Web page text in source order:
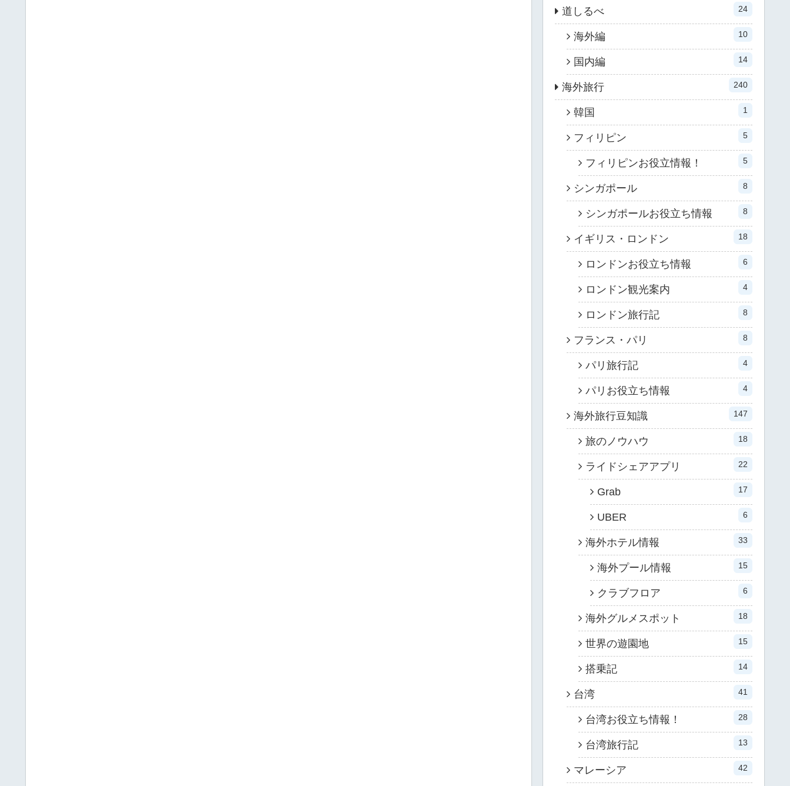
道しるべ 24
海外編 10
国内編 14
海外旅行 240
韓国 1
フィリピン 5
フィリピンお役立情報！ 5
シンガポール 8
シンガポールお役立ち情報 8
イギリス・ロンドン 18
ロンドンお役立ち情報 6
ロンドン観光案内 4
ロンドン旅行記 8
フランス・パリ 8
パリ旅行記 4
パリお役立ち情報 4
海外旅行豆知識 147
旅のノウハウ 18
ライドシェアアプリ 22
Grab 17
UBER 6
海外ホテル情報 33
海外プール情報 15
クラブフロア 6
海外グルメスポット 18
世界の遊園地 15
搭乗記 14
台湾 41
台湾お役立ち情報！ 28
台湾旅行記 13
マレーシア 42